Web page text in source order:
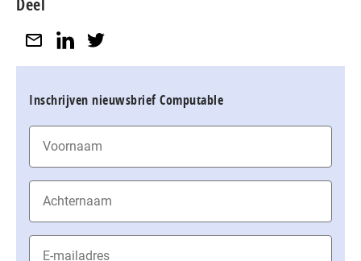
Inschrijven nieuwsbrief Computable